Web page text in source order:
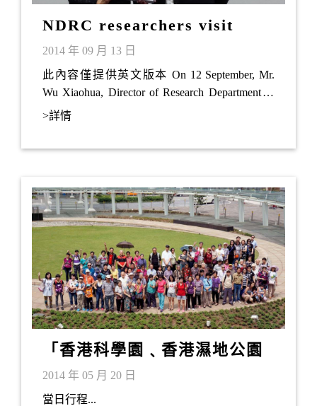
NDRC researchers visit
Savantas
2014 年 09 月 13 日
此內容僅提供英文版本 On 12 September, Mr.
Wu Xiaohua, Director of Research Department of
Institute of Macroeconomics of NDRC, visited
Kong, Hengqin, Qianhai and Nansha.
>詳情
「香港科學園﹑香港濕地公園
﹑ 恆香餅廠﹑流浮山海鮮宴」
一天遊
2014 年 05 月 20 日
當日行程...